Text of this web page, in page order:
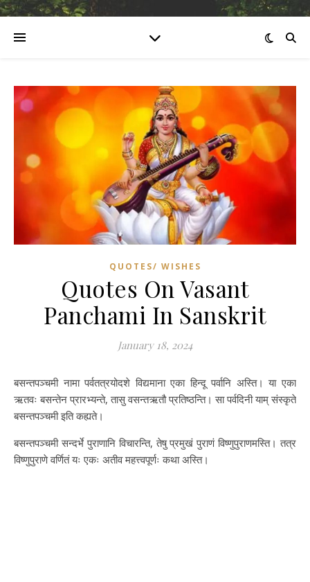
QUOTES/ WISHES
Quotes On Vasant
Panchami In Sanskrit
January 18, 2024
बसन्तपञ्चमी नामा पर्वतत्रयोदशे विद्यमाना एका हिन्दू पर्वानि अस्ति। या एका
ऋतवः बसन्तेन प्रारभ्यन्ते, तासु वसन्तऋतौ प्रतिष्ठन्ति। सा पर्वदिनी याम् संस्कृते
बसन्तपञ्चमी इति कह्यते।
बसन्तपञ्चमी सन्दर्भे पुराणानि विचारन्ति, तेषु प्रमुखं पुराणं विष्णुपुराणमस्ति। तत्र
विष्णुपुराणे वर्णितं यः एकः अतीव महत्त्वपूर्णः कथा अस्ति।